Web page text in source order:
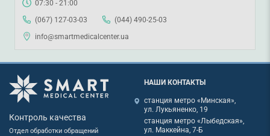
07:30 - 21:00
(067) 127-03-03
(044) 490-25-03
info@smartmedicalcenter.ua
Контроль качества
Отдел обработки обращений
НАШИ КОНТАКТЫ
станция метро «Минская»,
ул. Лукьяненко, 19
станция метро «Лыбедская»,
ул. Маккейна, 7-Б